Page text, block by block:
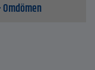
Omdömen